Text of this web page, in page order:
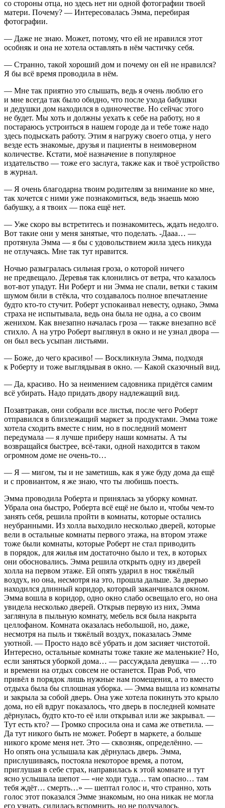
со стороны отца, но здесь нет ни одной фотографии твоей
матери. Почему? — Интересовалась Эмма, перебирая
фотографии.
— Даже не знаю. Может, потому, что ей не нравился этот
особняк и она не хотела оставлять в нём частичку себя.
— Странно, такой хороший дом и почему он ей не нравился?
Я бы всё время проводила в нём.
— Мне так приятно это слышать, ведь я очень люблю его
и мне всегда так было обидно, что после ухода бабушки
и дедушки дом находился в одиночестве. Но сейчас этого
не будет. Мы хоть и должны уехать к себе на работу, но я
постараюсь устроиться в нашем городе да и тебе тоже надо
здесь подыскать работу. Этим я нагружу своего отца, у него
везде есть знакомые, друзья и пациенты в неимоверном
количестве. Кстати, моё назначение в популярное
издательство — тоже его заслуга, также как и твоё устройство
в журнал.
— Я очень благодарна твоим родителям за внимание ко мне,
так хочется с ними уже познакомиться, ведь знаешь мою
бабушку, а я твоих — пока ещё нет.
— Уже скоро вы встретитесь и познакомитесь, ждать недолго.
Вот такие они у меня занятые, что поделать. -Дааа… —
протянула Эмма — я бы с удовольствием жила здесь никуда
не отлучаясь. Мне так тут нравится.
Ночью разыгралась сильная гроза, о которой ничего
не предвещало. Деревья так клонились от ветра, что казалось
вот-вот упадут. Ни Роберт и ни Эмма не спали, ветки с таким
шумом били в стёкла, что создавалось полное впечатление
будто кто-то стучит. Роберт успокаивал невесту, однако, Эмма
страха не испытывала, ведь она была не одна, а со своим
женихом. Как внезапно началась гроза — также внезапно всё
стихло. А на утро Роберт выглянул в окно и не узнал двора —
он был весь усыпан листьями.
— Боже, до чего красиво! — Воскликнула Эмма, подходя
к Роберту и тоже выглядывая в окно. — Какой сказочный вид.
— Да, красиво. Но за неимением садовника придётся самим
всё убирать. Надо придать двору надлежащий вид.
Позавтракав, они собрали все листья, после чего Роберт
отправился в близлежащий маркет за продуктами. Эмма тоже
хотела сходить вместе с ним, но в последний момент
передумала — я лучше приберу наши комнаты. А ты
возвращайся быстрее, всё-таки, одной находится в таком
огромном доме не очень-то…
— Я — мигом, ты и не заметишь, как я уже буду дома да ещё
и с провиантом, я же знаю, что ты любишь поесть.
Эмма проводила Роберта и принялась за уборку комнат.
Убрала она быстро, Роберта всё ещё не было и, чтобы чем-то
занять себя, решила пройти в комнаты, которые остались
неубранными. Из холла выходило несколько дверей, которые
вели в остальные комнаты первого этажа, на втором этаже
тоже были комнаты, которые Роберт не стал приводить
в порядок, для жилья им достаточно было и тех, в которых
они обосновались. Эмма решила открыть одну из дверей
холла на первом этаже. Ей опять ударил в нос тяжёлый
воздух, но она, несмотря на это, прошла дальше. За дверью
находился длинный коридор, который заканчивался окном.
Эмма вошла в коридор, одно окно слабо освещало его, но она
увидела несколько дверей. Открыв первую из них, Эмма
заглянула в пыльную комнату, мебель вся была накрыта
целлофаном. Комната оказалась небольшой, но, даже,
несмотря на пыль и тяжёлый воздух, показалась Эмме
уютной. — Просто надо всё убрать и дом засияет чистотой.
Интересно, остальные комнаты тоже такие же маленькие? Но,
если заняться уборкой дома… — рассуждала девушка — …то
и времени на отдых совсем не останется. Прав Роб, что
привёл в порядок лишь нужные нам помещения, а то вместо
отдыха была бы сплошная уборка. — Эмма вышла из комнаты
и закрыла за собой дверь. Она уже хотела покинуть это крыло
дома, но ей вдруг показалось, что дверь в последней комнате
дёрнулась, будто кто-то её или открывал или же закрывал. —
Тут есть кто? — Громко спросила она и сама же ответила. —
Да тут никого быть не может. Роберт в маркете, а больше
никого кроме меня нет. Это — сквозняк, определённо. —
Но опять она услышала как дёрнулась дверь. Эмма,
прислушиваясь, постояла некоторое время, а потом,
приглушая в себе страх, направилась к этой комнате и тут
ясно услышала шепот — «не ходи туда… там опасно… там
тебя ждёт… смерть…» — шептал голос и, что странно, хоть
голос этот показался Эмме знакомым, но она никак не могла
его узнать, силилась вспомнить, но не получалось.